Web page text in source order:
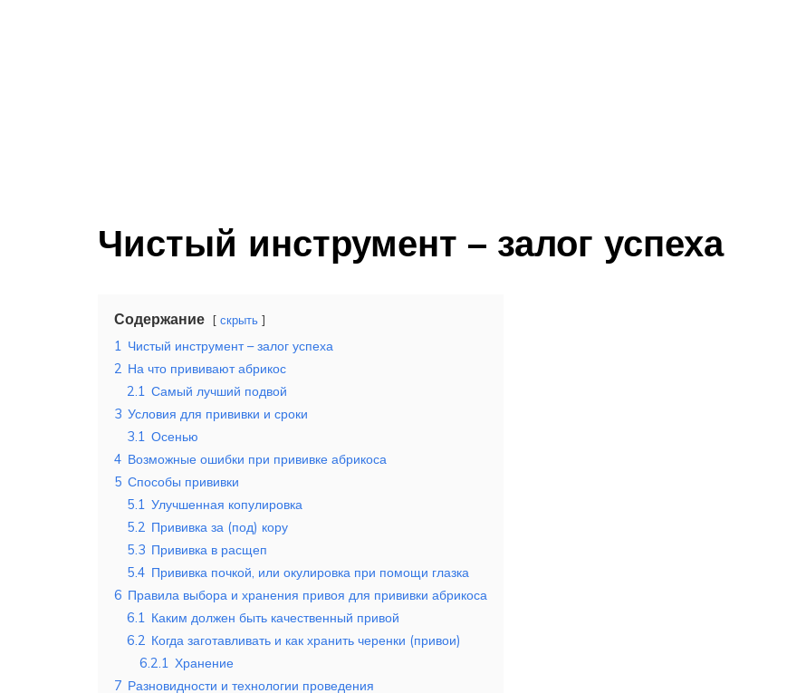
Чистый инструмент – залог успеха
Содержание скрыть
1 Чистый инструмент – залог успеха
2 На что прививают абрикос
2.1 Самый лучший подвой
3 Условия для прививки и сроки
3.1 Осенью
4 Возможные ошибки при прививке абрикоса
5 Способы прививки
5.1 Улучшенная копулировка
5.2 Прививка за (под) кору
5.3 Прививка в расщеп
5.4 Прививка почкой, или окулировка при помощи глазка
6 Правила выбора и хранения привоя для прививки абрикоса
6.1 Каким должен быть качественный привой
6.2 Когда заготавливать и как хранить черенки (привои)
6.2.1 Хранение
7 Разновидности и технологии проведения